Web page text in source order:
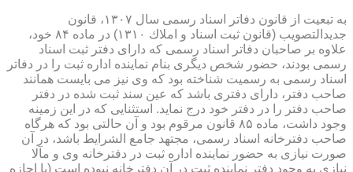
به تبعیت از قانون دفاتر اسناد رسمی سال ۱۳۰۷، قانون
جدیدالتصویب (قانون ثبت اسناد و املاك ۱۳۱۰) در ماده ۸۴ خود،
علاوه بر صاحبان دفاتر اسناد رسمی كه دارای دفتر ثبت اسناد
رسمی بودند، حضور شخص دیگری بنام نماینده اداره ثبت را در دفاتر
اسناد رسمی به رسمیت شناخته بود كه وی نیز می بایست همانند
صاحب دفتر، دارای دفتری باشد كه عین سند ثبت شده در دفتر
صاحب دفتر را در دفتر خود درج نماید. استثنایی كه در این زمینه
وجود داشت، ماده ۸۵ قانون مرقوم بود و آن حالتی بود كه هرگاه
صاحب دفترخانه اسناد رسمی، مجتهد جامع الشرایط باشد، در آن
صورت نیازی به حضور نماینده اداره ثبت در دفترخانه وی و مآلا
نیازی به وجود دفتر نماینده ثبت در آن دفترخانه نبوده است (با اجازه